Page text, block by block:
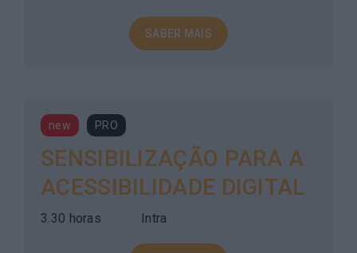
SABER MAIS
new PRO
SENSIBILIZAÇÃO PARA A
ACESSIBILIDADE DIGITAL
3.30 horas Intra